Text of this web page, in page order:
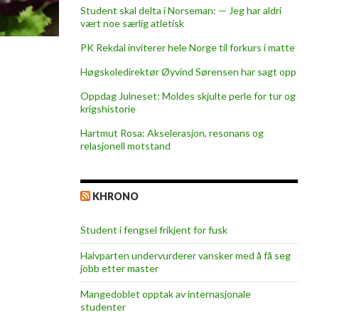
Student skal delta i Norseman: — Jeg har aldri
vært noe særlig atletisk
PK Rekdal inviterer hele Norge til forkurs i matte
Høgskoledirektør Øyvind Sørensen har sagt opp
Oppdag Julneset: Moldes skjulte perle for tur og
krigshistorie
Hartmut Rosa: Akselerasjon, resonans og
relasjonell motstand
KHRONO
Student i fengsel frikjent for fusk
Halvparten undervurderer vansker med å få seg
jobb etter master
Mangedoblet opptak av internasjonale
studenter